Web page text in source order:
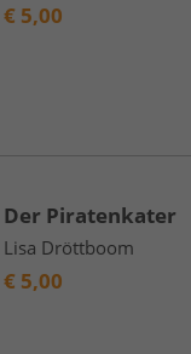
€ 5,00
Der Piratenkater
Lisa Dröttboom
€ 5,00